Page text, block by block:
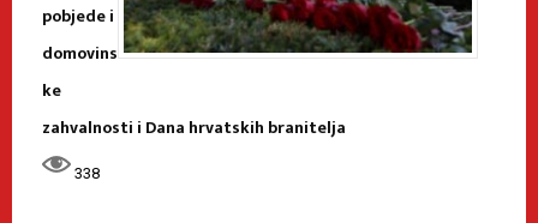
pobjede i
domovins
ke
zahvalnosti i Dana hrvatskih branitelja
338